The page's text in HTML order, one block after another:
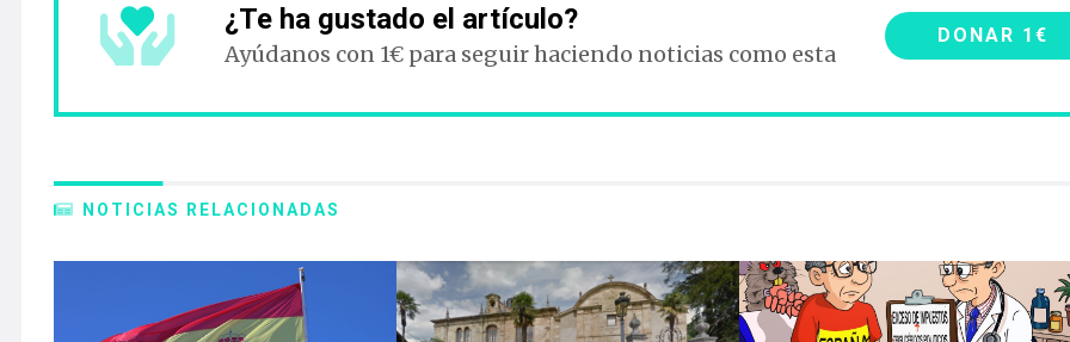
¿Te ha gustado el artículo?
Ayúdanos con 1€ para seguir haciendo noticias como esta
DONAR 1€
NOTICIAS RELACIONADAS